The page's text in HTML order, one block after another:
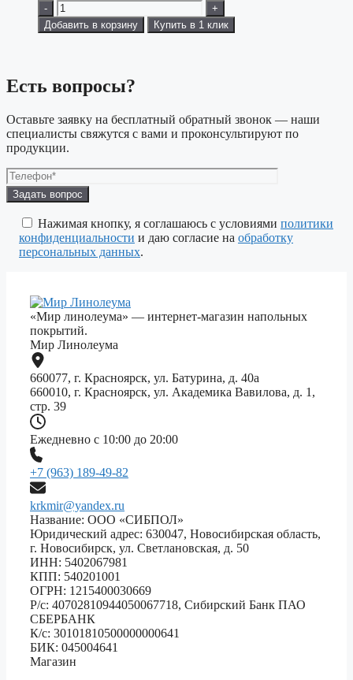
-
+
Добавить в корзину
Купить в 1 клик
Есть вопросы?
Оставьте заявку на бесплатный обратный звонок — наши
специалисты свяжутся с вами и проконсультируют по
продукции.
Оставьте
это
поле
пустым.
Нажимая кнопку, я соглашаюсь с условиями политики
конфиденциальности и даю согласие на обработку
персональных данных.
«Мир линолеума» — интернет-магазин напольных
покрытий.
Мир Линолеума
660077, г. Красноярск, ул. Батурина, д. 40а
660010, г. Красноярск, ул. Академика Вавилова, д. 1,
стр. 39
Ежедневно с 10:00 до 20:00
+7 (963) 189-49-82
krkmir@yandex.ru
Название: ООО «СИБПОЛ»
Юридический адрес: 630047, Новосибирская область,
г. Новосибирск, ул. Светлановская, д. 50
ИНН: 5402067981
КПП: 540201001
ОГРН: 1215400030669
Р/с: 40702810944050067718, Сибирский Банк ПАО
СБЕРБАНК
К/с: 30101810500000000641
БИК: 045004641
Магазин